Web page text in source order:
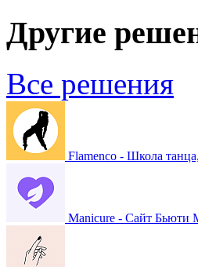
Другие
Все решения
Flamenco - Школа
Manicure - Сайт Бьюти